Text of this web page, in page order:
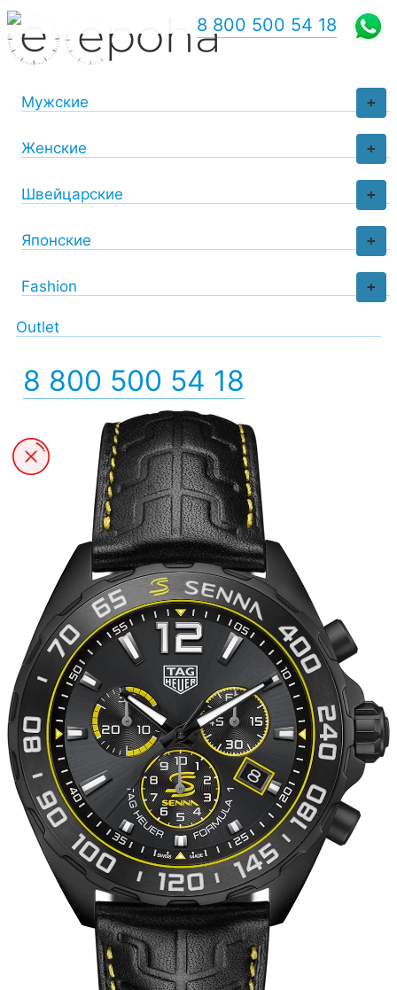
+
Мужские
+
Женские
+
Швейцарские
+
Японские
+
Fashion
Outlet
8 800 500 54 18
8 800 500 54 18